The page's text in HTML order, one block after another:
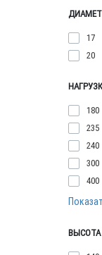
17
20
180
235
240
300
400